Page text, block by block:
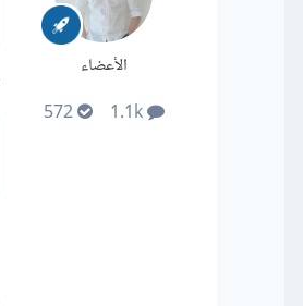
الأعضاء
1.1k
572